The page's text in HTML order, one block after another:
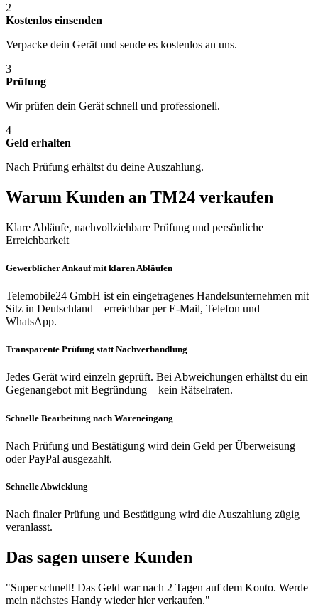
2
Kostenlos einsenden
Verpacke dein Gerät und sende es kostenlos an uns.
3
Prüfung
Wir prüfen dein Gerät schnell und professionell.
4
Geld erhalten
Nach Prüfung erhältst du deine Auszahlung.
Warum Kunden an TM24 verkaufen
Klare Abläufe, nachvollziehbare Prüfung und persönliche
Erreichbarkeit
Gewerblicher Ankauf mit klaren Abläufen
Telemobile24 GmbH ist ein eingetragenes Handelsunternehmen mit
Sitz in Deutschland – erreichbar per E-Mail, Telefon und
WhatsApp.
Transparente Prüfung statt Nachverhandlung
Jedes Gerät wird einzeln geprüft. Bei Abweichungen erhältst du ein
Gegenangebot mit Begründung – kein Rätselraten.
Schnelle Bearbeitung nach Wareneingang
Nach Prüfung und Bestätigung wird dein Geld per Überweisung
oder PayPal ausgezahlt.
Schnelle Abwicklung
Nach finaler Prüfung und Bestätigung wird die Auszahlung zügig
veranlasst.
Das sagen unsere Kunden
"Super schnell! Das Geld war nach 2 Tagen auf dem Konto. Werde
mein nächstes Handy wieder hier verkaufen."